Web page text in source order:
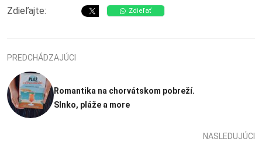
Zdieľajte: Zdieľať
PREDCHÁDZAJÚCI
Romantika na chorvátskom pobreží.
Slnko, pláže a more
NASLEDUJÚCI